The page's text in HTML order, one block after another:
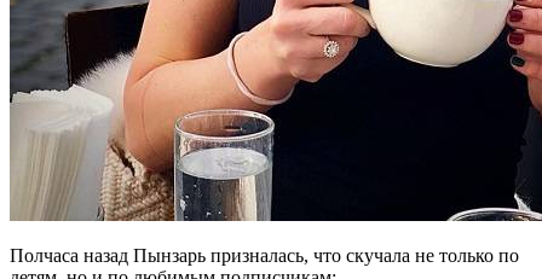
Полчаса назад Пынзарь призналась, что скучала не только по